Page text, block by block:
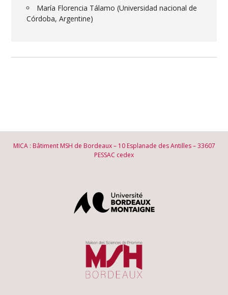
María Florencia Tálamo (Universidad nacional de
Córdoba, Argentine)
MICA : Bâtiment MSH de Bordeaux – 10 Esplanade des Antilles – 33607
PESSAC cedex